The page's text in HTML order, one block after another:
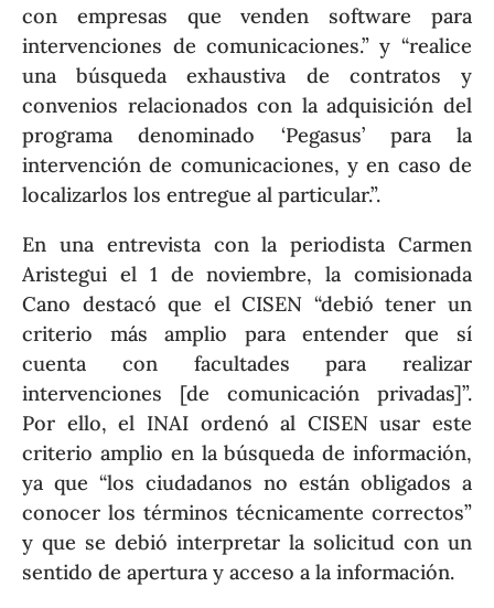
con empresas que venden software para
intervenciones de comunicaciones.” y “realice
una búsqueda exhaustiva de contratos y
convenios relacionados con la adquisición del
programa denominado ‘Pegasus’ para la
intervención de comunicaciones, y en caso de
localizarlos los entregue al particular.”.
En una entrevista con la periodista Carmen
Aristegui el 1 de noviembre, la comisionada
Cano destacó que el CISEN “debió tener un
criterio más amplio para entender que sí
cuenta con facultades para realizar
intervenciones [de comunicación privadas]”.
Por ello, el INAI ordenó al CISEN usar este
criterio amplio en la búsqueda de información,
ya que “los ciudadanos no están obligados a
conocer los términos técnicamente correctos”
y que se debió interpretar la solicitud con un
sentido de apertura y acceso a la información.